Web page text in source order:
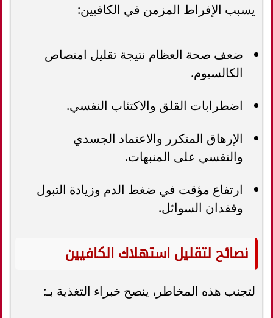
يسبب الإفراط المزمن في الكافيين:
ضعف صحة العظام نتيجة تقليل امتصاص
الكالسيوم.
اضطرابات القلق والاكتئاب النفسي.
الإرهاق المتكرر والاعتماد الجسدي
والنفسي على المنبهات.
ارتفاع مؤقت في ضغط الدم وزيادة التبول
وفقدان السوائل.
نصائح لتقليل استهلاك الكافيين
لتجنب هذه المخاطر، ينصح خبراء التغذية بـ: